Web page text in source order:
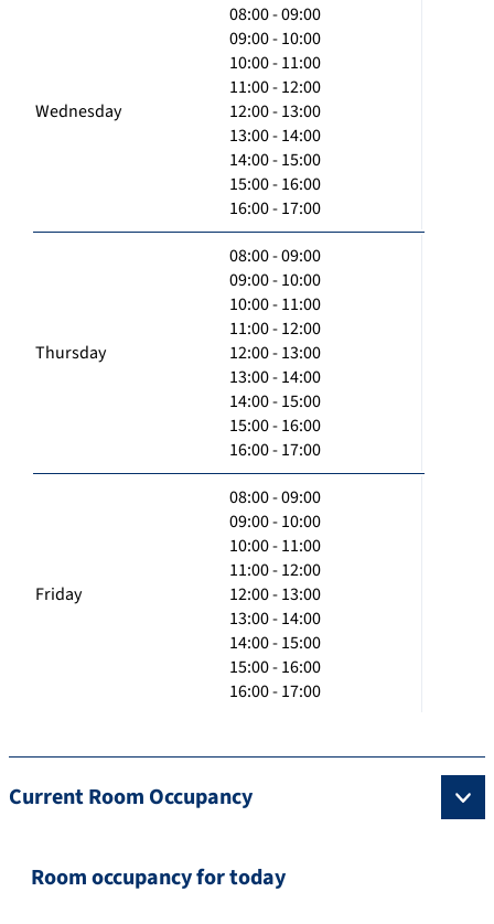
Wednesday
08:00 - 09:00
09:00 - 10:00
10:00 - 11:00
11:00 - 12:00
12:00 - 13:00
13:00 - 14:00
14:00 - 15:00
15:00 - 16:00
16:00 - 17:00
Thursday
08:00 - 09:00
09:00 - 10:00
10:00 - 11:00
11:00 - 12:00
12:00 - 13:00
13:00 - 14:00
14:00 - 15:00
15:00 - 16:00
16:00 - 17:00
Friday
08:00 - 09:00
09:00 - 10:00
10:00 - 11:00
11:00 - 12:00
12:00 - 13:00
13:00 - 14:00
14:00 - 15:00
15:00 - 16:00
16:00 - 17:00
Current Room Occupancy
Room occupancy for today